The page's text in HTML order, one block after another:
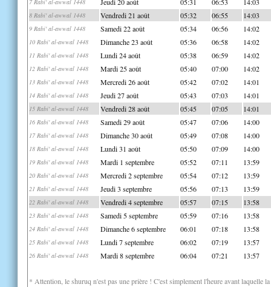
7 Rabi' al-awwal 1448
8 Rabi' al-awwal 1448 Vendredi 21 août 05:32 06:55 14:03
9 Rabi' al-awwal 1448 Samedi 22 août 05:34 06:56 14:02
10 Rabi' al-awwal 1448 Dimanche 23 août 05:36 06:58 14:02
11 Rabi' al-awwal 1448 Lundi 24 août 05:38 06:59 14:02
12 Rabi' al-awwal 1448 Mardi 25 août 05:40 07:00 14:02
13 Rabi' al-awwal 1448 Mercredi 26 août 05:42 07:02 14:01
14 Rabi' al-awwal 1448 Jeudi 27 août 05:43 07:03 14:01
15 Rabi' al-awwal 1448 Vendredi 28 août 05:45 07:05 14:01
16 Rabi' al-awwal 1448 Samedi 29 août 05:47 07:06 14:00
17 Rabi' al-awwal 1448 Dimanche 30 août 05:49 07:08 14:00
18 Rabi' al-awwal 1448 Lundi 31 août 05:50 07:09 14:00
19 Rabi' al-awwal 1448 Mardi 1 septembre 05:52 07:11 13:59
20 Rabi' al-awwal 1448 Mercredi 2 septembre 05:54 07:12 13:59
21 Rabi' al-awwal 1448 Jeudi 3 septembre 05:56 07:13 13:59
22 Rabi' al-awwal 1448 Vendredi 4 septembre 05:57 07:15 13:58
23 Rabi' al-awwal 1448 Samedi 5 septembre 05:59 07:16 13:58
24 Rabi' al-awwal 1448 Dimanche 6 septembre 06:01 07:18 13:58
25 Rabi' al-awwal 1448 Lundi 7 septembre 06:02 07:19 13:57
26 Rabi' al-awwal 1448 Mardi 8 septembre 06:04 07:21 13:57
* Attention, le shuruq n'est pas une prière ! C'est simplement l'heure avant laquelle